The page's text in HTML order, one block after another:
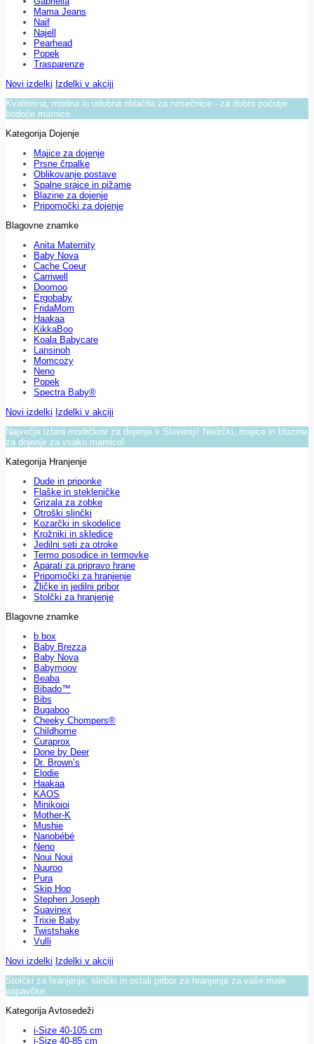
Mama Jeans
Naif
Najell
Pearhead
Popek
Trasparenze
Novi izdelki Izdelki v akciji
Kvalitetna, modna in udobna oblačila za nosečnice - za dobro počutje
bodoče mamice.
Kategorija Dojenje
Majice za dojenje
Prsne črpalke
Oblikovanje postave
Spalne srajce in pižame
Blazine za dojenje
Pripomočki za dojenje
Blagovne znamke
Anita Maternity
Baby Nova
Cache Coeur
Carriwell
Doomoo
Ergobaby
FridaMom
Haakaa
KikkaBoo
Koala Babycare
Lansinoh
Momcozy
Neno
Popek
Spectra Baby®
Novi izdelki Izdelki v akciji
Največja izbira modrčkov za dojenje v Sloveniji! Nedrčki, majice in blazine
za dojenje za vsako mamico!
Kategorija Hranjenje
Dude in priponke
Flaške in stekleničke
Grizala za zobke
Otroški slinčki
Kozarčki in skodelice
Krožniki in skledice
Jedilni seti za otroke
Termo posodice in termovke
Aparati za pripravo hrane
Pripomočki za hranjenje
Žličke in jedilni pribor
Stolčki za hranjenje
Blagovne znamke
b.box
Baby Brezza
Baby Nova
Babymoov
Beaba
Bibado™
Bibs
Bugaboo
Cheeky Chompers®
Childhome
Curaprox
Done by Deer
Dr. Brown’s
Elodie
Haakaa
KAOS
Minikoioi
Mother-K
Mushie
Nanobébé
Neno
Noui Noui
Nuuroo
Pura
Skip Hop
Stephen Joseph
Suavinex
Trixie Baby
Twistshake
Vulli
Novi izdelki Izdelki v akciji
Stolčki za hranjenje, slinčki in ostali pribor za hranjenje za vaše male
papavčke.
Kategorija Avtosedeži
i-Size 40-105 cm
i-Size 40-85 cm